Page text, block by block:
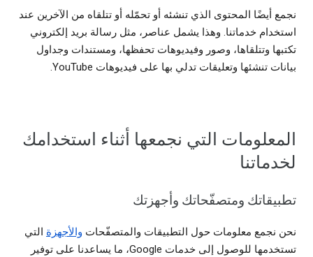
نجمع أيضًا المحتوى الذي تنشئه أو تحمّله أو تتلقاه من الآخرين عند
استخدام خدماتنا. وهذا يشمل عناصر، مثل رسالة بريد إلكتروني
تكتبها وتتلقاها، وصور وفيديوهات تحفظها، ومستندات وجداول
بيانات تنشئها وتعليقات تدلي بها على فيديوهات YouTube.
المعلومات التي نجمعها أثناء استخدامك
لخدماتنا
تطبيقاتك ومتصفّحاتك وأجهزتك
نحن نجمع معلومات حول التطبيقات والمتصفّحات والأجهزة التي
تستخدمها للوصول إلى خدمات Google، ما يساعدنا على توفير